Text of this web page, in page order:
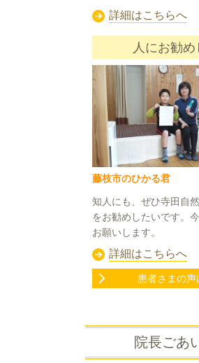
詳細はこちらへ
人にお勧
藤枝市のひかる君
知人にも、ぜひ寺田自
をお勧めしたいです。
お願いします。
詳細はこちらへ
患者さまの声
院長ごあ